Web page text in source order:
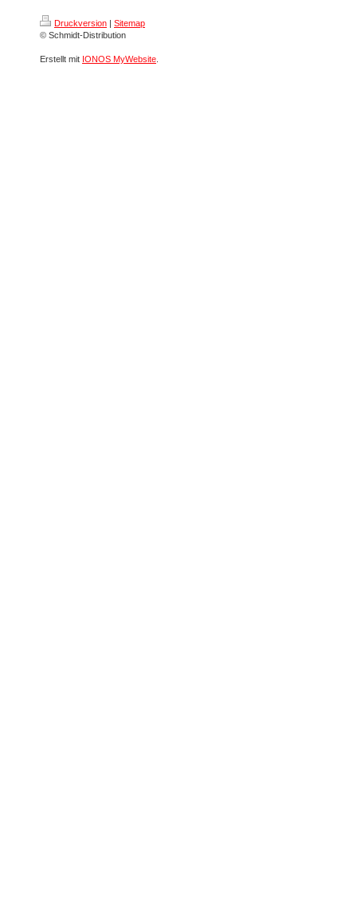
Druckversion | Sitemap
© Schmidt-Distribution
Erstellt mit IONOS MyWebsite